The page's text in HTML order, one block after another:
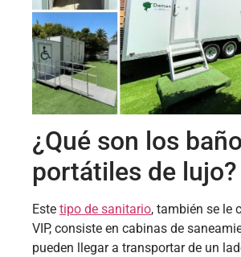
¿Qué son los
portátiles de lujo?
Este tipo de sanitario, también se le
VIP, consiste en cabinas de
pueden llegar a transportar de un